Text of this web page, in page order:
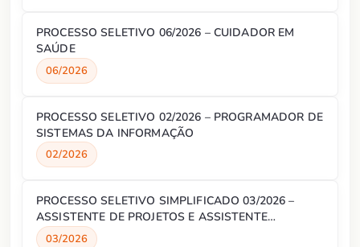
PROCESSO SELETIVO 06/2026 – CUIDADOR EM
SAÚDE
06/2026
PROCESSO SELETIVO 02/2026 – PROGRAMADOR DE
SISTEMAS DA INFORMAÇÃO
02/2026
PROCESSO SELETIVO SIMPLIFICADO 03/2026 –
ASSISTENTE DE PROJETOS E ASSISTENTE
ADMINISTRATIVO
03/2026